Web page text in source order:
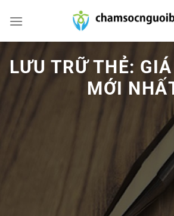
qua
LƯU TRỮ THẺ:
MỚI